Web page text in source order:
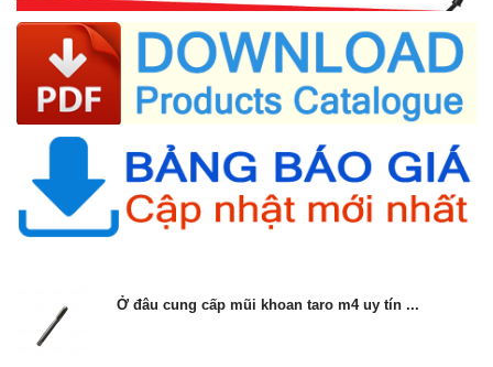
Ở đâu cung cấp mũi khoan taro m4 uy tín ...